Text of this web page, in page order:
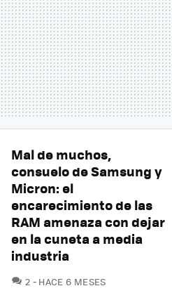
Mal de muchos,
consuelo de Samsung y
Micron: el
encarecimiento de las
RAM amenaza con dejar
en la cuneta a media
industria
2 COMENTARIOS
HACE 6 MESES